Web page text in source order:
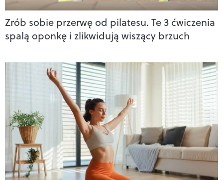
Zrób sobie przerwę od pilatesu. Te 3 ćwiczenia
spalą oponkę i zlikwidują wiszący brzuch